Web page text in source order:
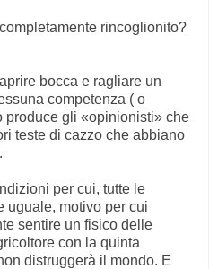
rincoglionito?
bocca e ragliare un
competenza ( o
produce gli «opinionisti» che
teste di cazzo che abbiano
per cui, tutte le
uguale, motivo per cui
sentire un fisico delle
con la quinta
distruggerà il mondo. E